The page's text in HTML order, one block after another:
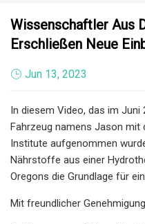
Wissenschaftler Aus
Erschließen Neue
Jun 13, 2023
In diesem Video, das im
Fahrzeug namens Jason mit
Institute aufgenommen
Nährstoffe aus einer
Oregons die Grundlage für
Mit freundlicher